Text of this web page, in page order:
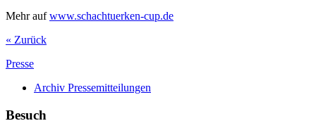
Mehr aufwww.schachtuerken-cup.de
« Zurück
Presse
Archiv Pressemitteilungen
Besuch